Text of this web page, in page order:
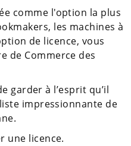
comme l'option la plus
les machines à
de licence, vous
de Commerce des
garder à l’esprit qu’il
impressionnante de
une licence.